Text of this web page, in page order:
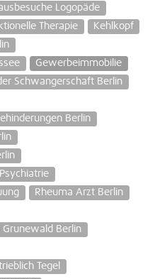
Logopäde
Therapie
Kehlkopf
Gewerbeimmobilie
Schwangerschaft Berlin
Berlin
Rheuma Arzt Berlin
Berlin
Tegel